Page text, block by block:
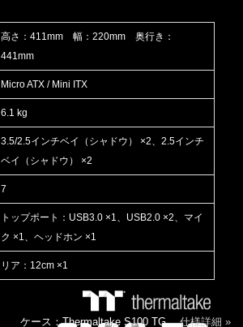
高さ：411mm 幅：220mm 奥行き：
441mm
Micro ATX / Mini ITX
6.1 kg
3.5/2.5インチベイ（シャドウ） ×2、2.5インチ
ベイ（シャドウ） ×2
7
トップポート：USB3.0 ×1、USB2.0 ×2、マイ
ク ×1、ヘッドホン ×1
リア：12cm ×1
ケース：Thermaltake S100 TG仕様詳細 »